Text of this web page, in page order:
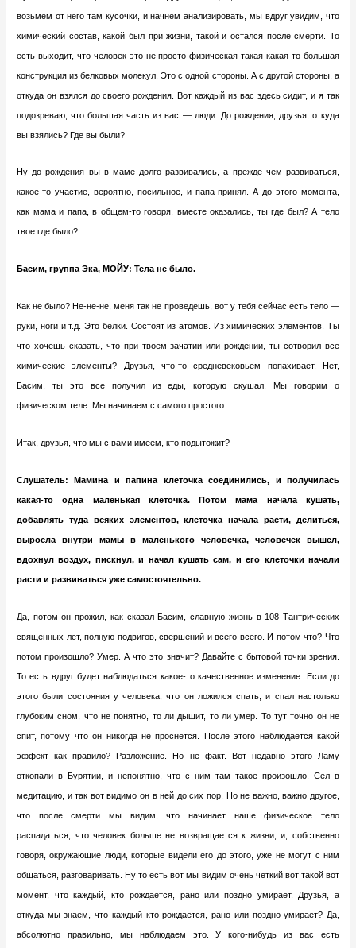
возьмем от него там кусочки, и начнем анализировать, мы вдруг увидим, что
химический состав, какой был при жизни, такой и остался после смерти. То
есть выходит, что человек это не просто физическая такая какая-то большая
конструкция из белковых молекул. Это с одной стороны. А с другой стороны, а
откуда он взялся до своего рождения. Вот каждый из вас здесь сидит, и я так
подозреваю, что большая часть из вас — люди. До рождения, друзья, откуда
вы взялись? Где вы были?
Ну до рождения вы в маме долго развивались, а прежде чем развиваться,
какое-то участие, вероятно, посильное, и папа принял. А до этого момента,
как мама и папа, в общем-то говоря, вместе оказались, ты где был? А тело
твое где было?
Басим, группа Эка, МОЙУ: Тела не было.
Как не было? Не-не-не, меня так не проведешь, вот у тебя сейчас есть тело —
руки, ноги и т.д. Это белки. Состоят из атомов. Из химических элементов. Ты
что хочешь сказать, что при твоем зачатии или рождении, ты сотворил все
химические элементы? Друзья, что-то средневековьем попахивает. Нет,
Басим, ты это все получил из еды, которую скушал. Мы говорим о
физическом теле. Мы начинаем с самого простого.
Итак, друзья, что мы с вами имеем, кто подытожит?
Слушатель: Мамина и папина клеточка соединились, и получилась
какая-то одна маленькая клеточка. Потом мама начала кушать,
добавлять туда всяких элементов, клеточка начала расти, делиться,
выросла внутри мамы в маленького человечка, человечек вышел,
вдохнул воздух, пискнул, и начал кушать сам, и его клеточки начали
расти и развиваться уже самостоятельно.
Да, потом он прожил, как сказал Басим, славную жизнь в 108 Тантрических
священных лет, полную подвигов, свершений и всего-всего. И потом что? Что
потом произошло? Умер. А что это значит? Давайте с бытовой точки зрения.
То есть вдруг будет наблюдаться какое-то качественное изменение. Если до
этого были состояния у человека, что он ложился спать, и спал настолько
глубоким сном, что не понятно, то ли дышит, то ли умер. То тут точно он не
спит, потому что он никогда не проснется. После этого наблюдается какой
эффект как правило? Разложение. Но не факт. Вот недавно этого Ламу
откопали в Бурятии, и непонятно, что с ним там такое произошло. Сел в
медитацию, и так вот видимо он в ней до сих пор. Но не важно, важно другое,
что после смерти мы видим, что начинает наше физическое тело
распадаться, что человек больше не возвращается к жизни, и, собственно
говоря, окружающие люди, которые видели его до этого, уже не могут с ним
общаться, разговаривать. Ну то есть вот мы видим очень четкий вот такой вот
момент, что каждый, кто рождается, рано или поздно умирает. Друзья, а
откуда мы знаем, что каждый кто рождается, рано или поздно умирает? Да,
абсолютно правильно, мы наблюдаем это. У кого-нибудь из вас есть